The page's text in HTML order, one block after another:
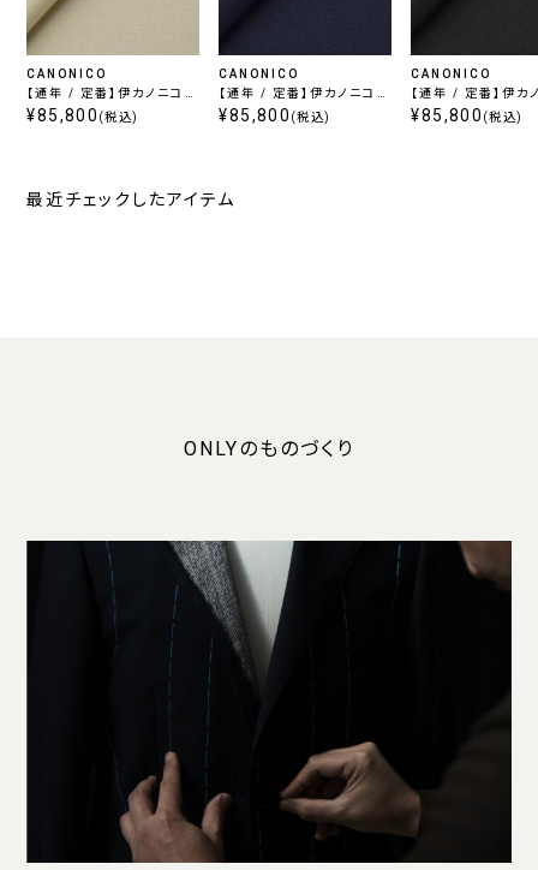
CANONICO
【通年 / 定番】伊カノニコ
PERENNIAL/ WHITE
¥85,800 (税込)
CANONICO
【通年 / 定番】伊カノニコ
PERENNIAL/ ブルー
¥85,800 (税込)
CANONICO
【通年 / 定番】伊カ
PERENNIAL/
¥85,800 (税込)
最近チェックしたアイテム
ONLYのものづくり